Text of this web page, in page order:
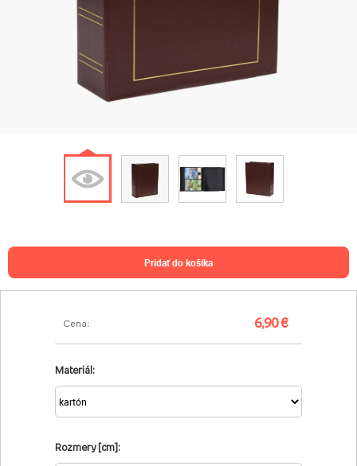
Cena: 6,90 €
Materiál:
Rozmery [cm]:
pridať do košíka